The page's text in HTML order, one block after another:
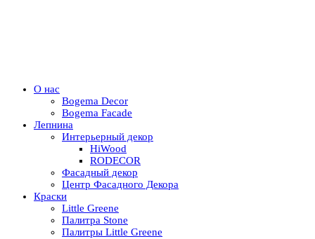
О нас
Bogema Decor
Bogema Facade
Лепнина
Интерьерный декор
HiWood
RODECOR
Фасадный декор
Центр Фасадного Декора
Краски
Little Greene
Палитра Stone
Палитры Little Greene